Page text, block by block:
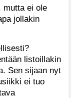
mutta ei ole
jollakin
listoillakin
Sen sijaan nyt
ei tuo